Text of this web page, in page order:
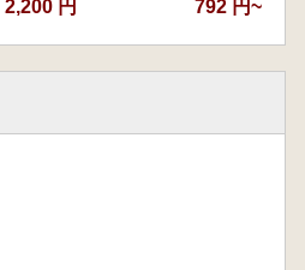
2,200 円 792 円~